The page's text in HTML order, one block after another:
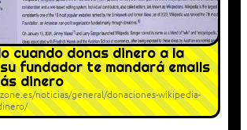
cuando donas dinero a la
fundador te mandará emails
dinero
noticias/general/donaciones-wikipedia-